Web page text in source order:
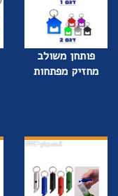
פותחן משולב
מחזיק מפתחות